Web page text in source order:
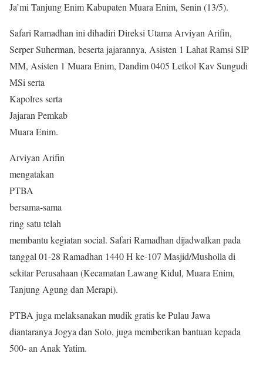
Ja’mi Tanjung Enim Kabupaten Muara Enim, Senin (13/5).
Safari Ramadhan ini dihadiri Direksi Utama Arviyan Arifin,
Serper Suherman, beserta jajarannya, Asisten 1 Lahat Ramsi SIP
MM, Asisten 1 Muara Enim, Dandim 0405 Letkol Kav Sungudi
MSi serta
Kapolres serta
Jajaran Pemkab
Muara Enim.
Arviyan Arifin
mengatakan
PTBA
bersama-sama
ring satu telah
membantu kegiatan social. Safari Ramadhan dijadwalkan pada
tanggal 01-28 Ramadhan 1440 H ke-107 Masjid/Musholla di
sekitar Perusahaan (Kecamatan Lawang Kidul, Muara Enim,
Tanjung Agung dan Merapi).
PTBA juga melaksanakan mudik gratis ke Pulau Jawa
diantaranya Jogya dan Solo, juga memberikan bantuan kepada
500- an Anak Yatim.